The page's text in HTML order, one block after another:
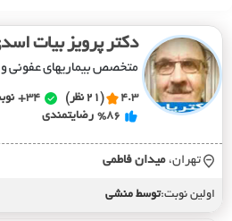
دکتر پرویز بیات
متخصص بیماریهای عفونی
4.3 (21 نظر) 34+
%86 رضایتمندی
تهران، ميدان فاطمي
اولین نوبت:توسط منشی